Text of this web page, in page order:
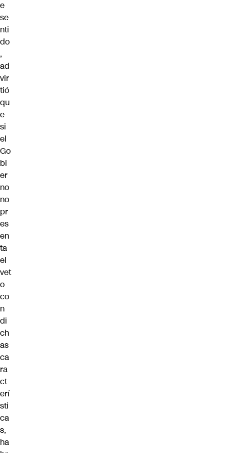
e
se
nti
do
,
ad
vir
tió
qu
e
si
el
Go
bi
er
no
no
pr
es
en
ta
el
vet
o
co
n
di
ch
as
ca
ra
ct
erí
sti
ca
s,
ha